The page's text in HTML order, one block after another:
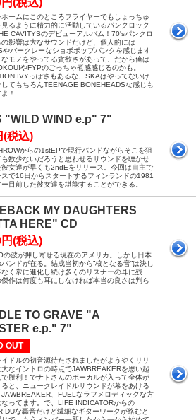
(税込)
ームにこのところフライヤーでもしょっちゅ
見るように精力的に活動しているパンクロック
CAVITYSのデビューアルバム！70'sパンクロ
の影響は大なサウンドだけど、個人的には
やバークレーなショボポップパンクを感じます
モノをやってる貪欲さがあって、だから俺は
やFYPのごっちゃ煮感感じるのかも。
IVYっぽさもあるな、SKAはやってないけ
してもちろんTEENAGE BONEHEADSな感じも
！
"WILD WIND e.p" 7"
(税込)
からの1stEPで現行バンドながらそこを狙
も数少ないだろうと思わせるサウンドを聴かせ
彼女達が早くも2ndEをリリース。今回は自主で
スで16日からスタートするフィンランドの1981
目前した彼女達を堪能することができる。
MY DAUGHTERS
HERE" CD
(税込)
の波が押し寄せる現在のアメリカ。しかし日本
ンドが在る。結成当初から”核となる音”は決し
く常に進化し続け多くのリスナーの耳に残
傑作は何度も耳にしなければ本当の良さは判ら
TO GRAVE "A
e.p." 7"
OUT
ドルの初音源待たされましたがようやくリリ
大なイントロの時点でJAWBREAKERを思い起
で勝利！でナトさんのボーカルが入って全体が
と、ニュークレイドルサウンドが幕をあける
JAWBREAKER、FUELなラフメロディックな方
ってます。で、LIFE INDICATORからの
DUな轟音だけど繊細なギターワークが絡むと